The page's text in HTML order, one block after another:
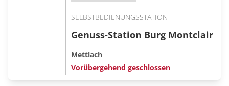
SELBSTBEDIENUNGSSTATION
Genuss-Station Burg Montclair
Mettlach
Vorübergehend geschlossen